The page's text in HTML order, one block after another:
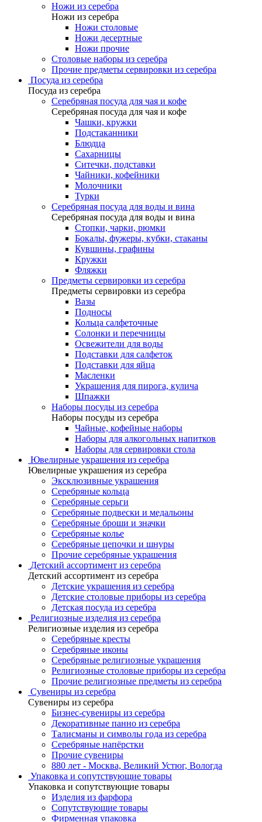
Ножи из серебра
Ножи из серебра
Ножи столовые
Ножи десертные
Ножи прочие
Столовые наборы из серебра
Прочие предметы сервировки из серебра
Посуда из серебра
Посуда из серебра
Серебряная посуда для чая и кофе
Серебряная посуда для чая и кофе
Чашки, кружки
Подстаканники
Блюдца
Сахарницы
Ситечки, подставки
Чайники, кофейники
Молочники
Турки
Серебряная посуда для воды и вина
Серебряная посуда для воды и вина
Стопки, чарки, рюмки
Бокалы, фужеры, кубки, стаканы
Кувшины, графины
Кружки
Фляжки
Предметы сервировки из серебра
Предметы сервировки из серебра
Вазы
Подносы
Кольца салфеточные
Солонки и перечницы
Освежители для воды
Подставки для салфеток
Подставки для яйца
Масленки
Украшения для пирога, кулича
Шпажки
Наборы посуды из серебра
Наборы посуды из серебра
Чайные, кофейные наборы
Наборы для алкогольных напитков
Наборы для сервировки стола
Ювелирные украшения из серебра
Ювелирные украшения из серебра
Эксклюзивные украшения
Серебряные кольца
Серебряные серьги
Серебряные подвески и медальоны
Серебряные броши и значки
Серебряные колье
Серебряные цепочки и шнуры
Прочие серебряные украшения
Детский ассортимент из серебра
Детский ассортимент из серебра
Детские украшения из серебра
Детские столовые приборы из серебра
Детская посуда из серебра
Религиозные изделия из серебра
Религиозные изделия из серебра
Серебряные кресты
Серебряные иконы
Серебряные религиозные украшения
Религиозные столовые приборы из серебра
Прочие религиозные предметы из серебра
Сувениры из серебра
Сувениры из серебра
Бизнес-сувениры из серебра
Декоративные панно из серебра
Талисманы и символы года из серебра
Серебряные напёрстки
Прочие сувениры
880 лет - Москва, Великий Устюг, Вологда
Упаковка и сопутствующие товары
Упаковка и сопутствующие товары
Изделия из фарфора
Сопутствующие товары
Фирменная упаковка